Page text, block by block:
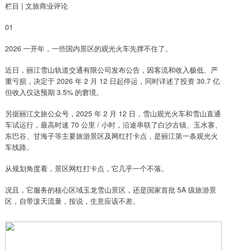
栏目 | 文旅商业评论
01
2026 一开年，一些国内景区的观光火车先撑不住了。
近日，丽江雪山轨道交通有限公司发布公告，因客流和收入极低、严
重亏损，决定于 2026 年 2 月 12 日起停运，同时详述了投资 30.7 亿
但收入仅达预期 3.5% 的窘境。
另据丽江文旅公众号，2025 年 2 月 12 日，雪山观光火车和雪山直通
车试运行，最高时速 70 公里 / 小时，沿途串联了白沙古镇、玉水寨、
东巴谷、甘海子等主要旅游景区及网红打卡点，是丽江第一条观光火
车线路。
从规划角度看，景区网红打卡点，它几乎一个不落。
况且，它服务的核心区域玉龙雪山景区，还是国家首批 5A 级旅游景
区，自带泼天流量，按说，生意应该不差。